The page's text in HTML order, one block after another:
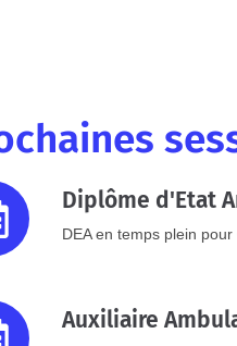
Diplôme d'Etat
DEA en temps plein
Auxiliaire